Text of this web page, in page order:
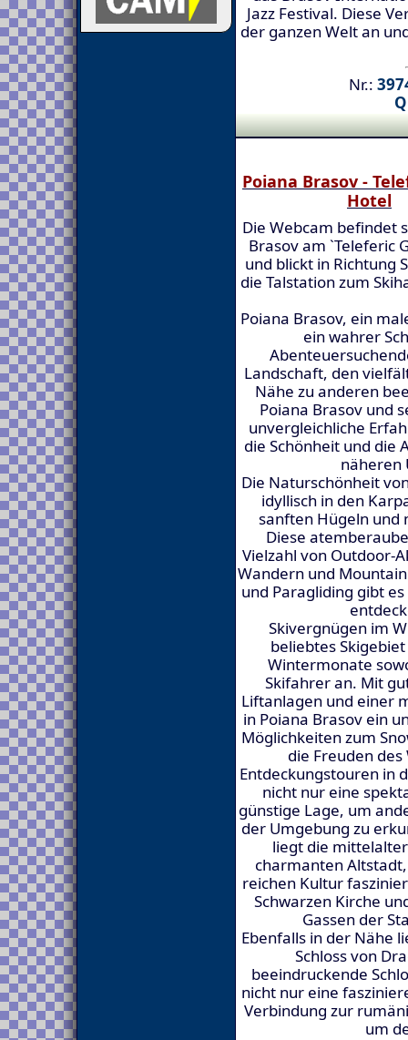
Jazz Festival. Diese
der ganzen Welt an
Nr.:
Poiana Brasov -
Hotel
Die Webcam befindet
Brasov am `Teleferic
und blickt in Richtung
die Talstation zum
Poiana Brasov, ein
ein wahrer
Landschaft, den
Nähe zu anderen
Poiana Brasov und
unvergleichliche
die Schönheit und die
näheren
Die Naturschönheit
idyllisch in den
sanften Hügeln und
Diese
Vielzahl von Outdoor-
Wandern und
und Paragliding gibt
Skivergnügen im
beliebtes
Wintermonate
Skifahrer an. Mit
Liftanlagen und einer
in Poiana Brasov ein
Möglichkeiten zum
die Freuden
Entdeckungstouren in
nicht nur eine
günstige Lage, um
der Umgebung zu
liegt die
charmanten
reichen Kultur
Schwarzen Kirche
Gassen der
Ebenfalls in der Nähe
Schloss von
beeindruckende
nicht nur eine
Verbindung zur
um